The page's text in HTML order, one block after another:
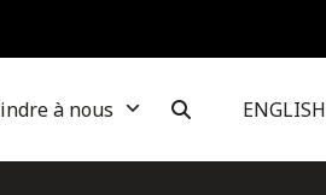
à nous ENGLISH